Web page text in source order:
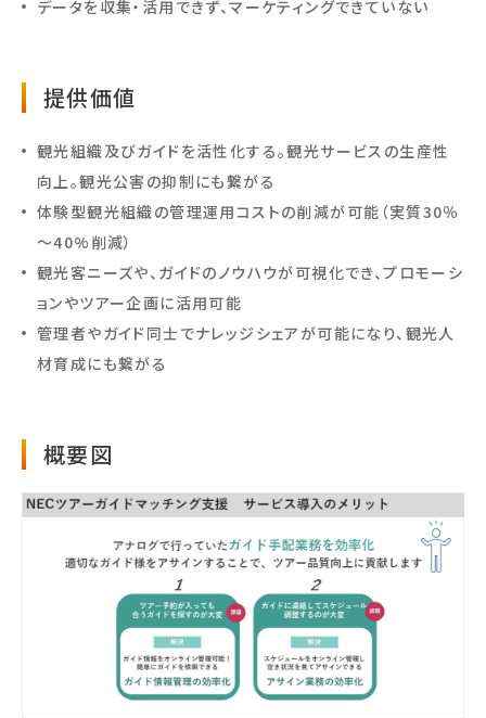
データを収集・活用できず、マーケティングできていない
提供価値
観光組織及びガイドを活性化する。観光サービスの生産性
向上。観光公害の抑制にも繋がる
体験型観光組織の管理運用コストの削減が可能（実質30％
～40%削減）
観光客ニーズや、ガイドのノウハウが可視化でき、プロモーシ
ョンやツアー企画に活用可能
管理者やガイド同士でナレッジシェアが可能になり、観光人
材育成にも繋がる
概要図